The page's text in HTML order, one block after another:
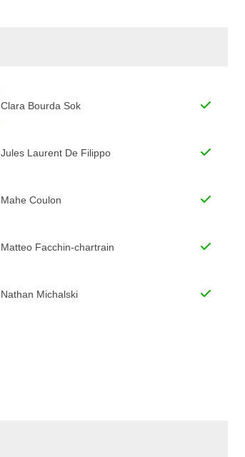
Clara Bourda Sok
Jules Laurent De Filippo
Mahe Coulon
Matteo Facchin-chartrain
Nathan Michalski